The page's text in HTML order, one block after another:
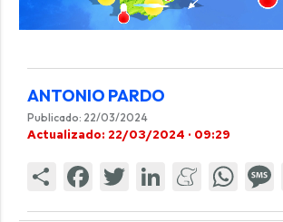
ANTONIO PARDO
Publicado: 22/03/2024
Actualizado: 22/03/2024 · 09:29